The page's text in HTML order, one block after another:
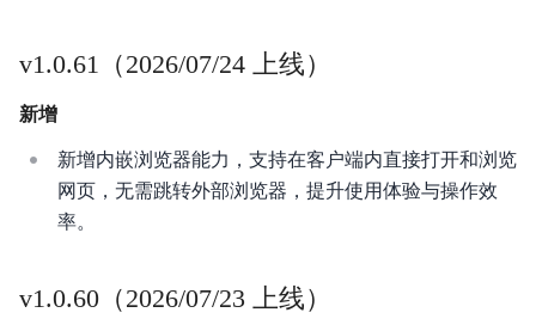
产品计费
帮助与支持
v1.0.61（2026/07/24 上线）
新增
新增内嵌浏览器能力，支持在客户端内直接打开和浏览
网页，无需跳转外部浏览器，提升使用体验与操作效
率。
v1.0.60（2026/07/23 上线）